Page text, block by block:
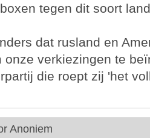
tegen dit soort
dat rusland en
onze verkiezingen te
die roept zij 'het
Anoniem